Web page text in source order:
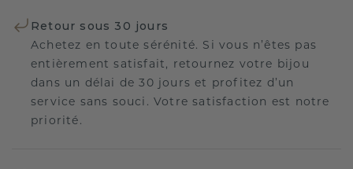
Retour sous 30 jours
Achetez en toute sérénité. Si vous n’êtes pas
entièrement satisfait, retournez votre bijou
dans un délai de 30 jours et profitez d’un
service sans souci. Votre satisfaction est notre
priorité.